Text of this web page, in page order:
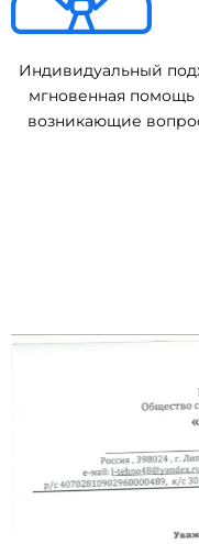
Индивидуальный
мгновенная помощь
возникающие